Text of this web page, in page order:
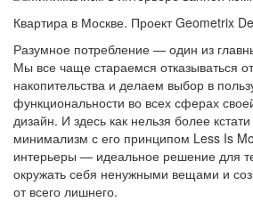
Квартира в Москве. Проект Geometrix
Разумное потребление — один из
Мы все чаще стараемся отказываться
накопительства и делаем выбор в
функциональности во всех сферах
дизайн. И здесь как нельзя более
минимализм с его принципом Less Is
интерьеры — идеальное решение для
окружать себя ненужными вещами и
от всего лишнего.